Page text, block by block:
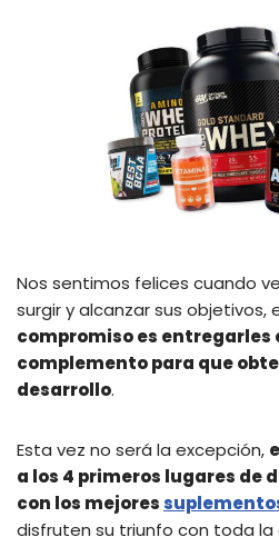
Nos sentimos felices cuando
surgir y alcanzar sus objetivos,
compromiso es entregarles
complemento para que
desarrollo.
Esta vez no será la excepción,
a los 4 primeros lugares
con los mejores
disfruten su triunfo con toda la